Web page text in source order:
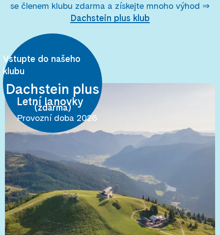
se členem klubu zdarma a získejte mnoho výhod ⇒
Dachstein plus klub
Vstupte do našeho
klubu
Dachstein plus
(zdarma)
Letní lanovky
Provozní doba 2026